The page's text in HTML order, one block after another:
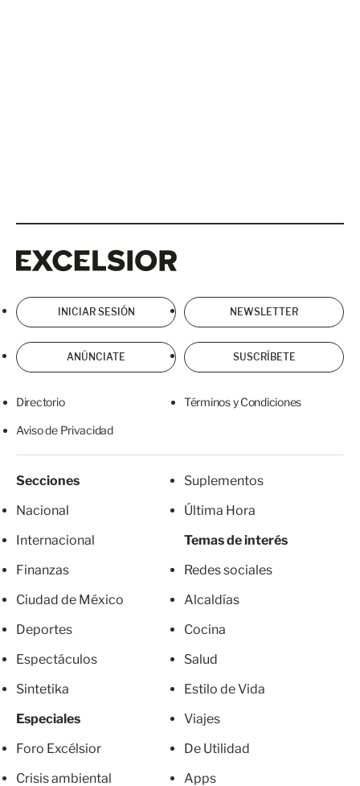
INICIAR SESIÓN NEWSLETTER
ANÚNCIATE SUSCRÍBETE
Directorio Términos y Condiciones
Aviso de Privacidad
Secciones
Nacional
Internacional
Finanzas
Ciudad de México
Deportes
Espectáculos
Sintetika
Especiales
Foro Excélsior
Crisis ambiental
Suplementos
Última Hora
Temas de interés
Redes sociales
Alcaldías
Cocina
Salud
Estilo de Vida
Viajes
De Utilidad
Apps